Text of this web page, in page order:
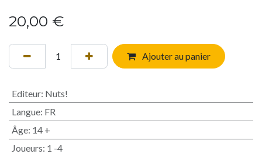
20,00 €
Ajouter au panier
Editeur: Nuts!
Langue: FR
Âge: 14 +
Joueurs: 1 -4